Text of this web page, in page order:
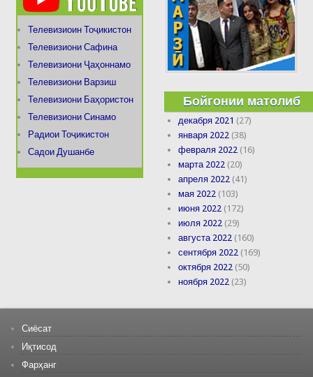
Телевизиоин Тоҷикистон
Телевизиони Сафина
Телевизиони Ҷаҳоннамо
Телевизиони Варзиш
Телевизиони Баҳористон
Телевизиони Синамо
Радиои Тоҷикистон
Садои Душанбе
Бойгонии матолиб
декабря 2021 (27)
января 2022 (38)
февраля 2022 (16)
марта 2022 (20)
апреля 2022 (41)
мая 2022 (103)
июня 2022 (172)
июля 2022 (29)
августа 2022 (160)
сентября 2022 (169)
октября 2022 (50)
ноября 2022 (23)
Сиёсат
Иқтисод
Фарҳанг